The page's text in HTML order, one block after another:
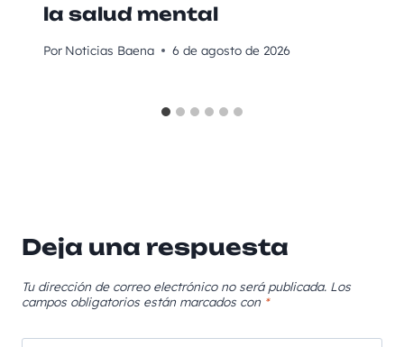
la salud mental
Por Noticias Baena 6 de agosto de 2026
Deja una respuesta
Tu dirección de correo electrónico no será publicada. Los
campos obligatorios están marcados con *